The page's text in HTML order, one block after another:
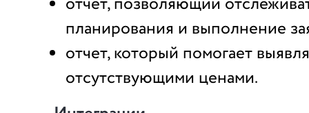
планирования и выполнение
отчет, который помогает
отсутствующими ценами.